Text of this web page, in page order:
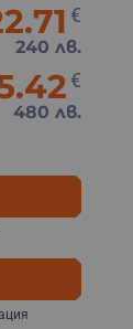
Подарък за
€
240 лв.
€
480 лв.